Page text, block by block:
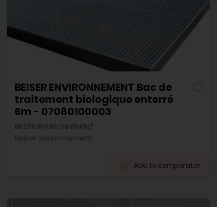
BEISER ENVIRONNEMENT Bac de
traitement biologique enterré
6m - 07080100003
BEISER ENVIRONNEMENT
Beiser Environnement
Add to comparator